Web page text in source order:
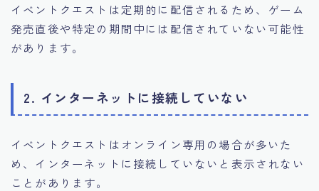
イベントクエストは定期的に配信されるため、ゲーム
発売直後や特定の期間中には配信されていない可能性
があります。
2. インターネットに接続していない
イベントクエストはオンライン専用の場合が多いた
め、インターネットに接続していないと表示されない
ことがあります。